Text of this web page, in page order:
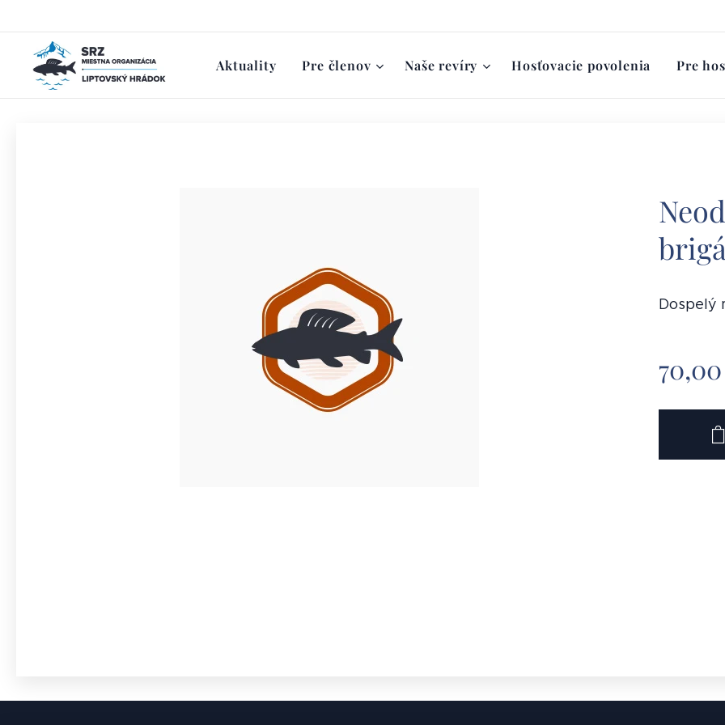
Aktuality Pre členov Naše revíry Hosťovacie povolenia Pre
Dospelý
70,00